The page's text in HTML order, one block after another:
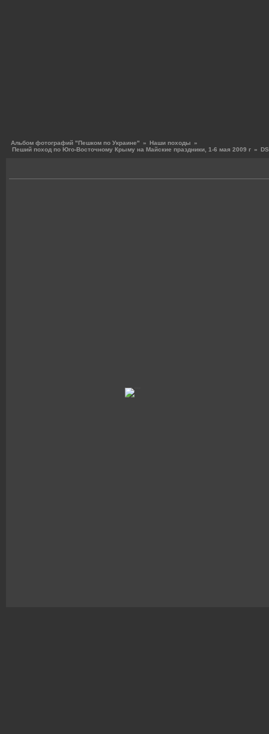
Альбом фотографий "Пешком по Украине" » Наши походы
»
Пеший поход по Юго-Восточному Крыму на Майские праздники, 1-6 мая 2009 г »